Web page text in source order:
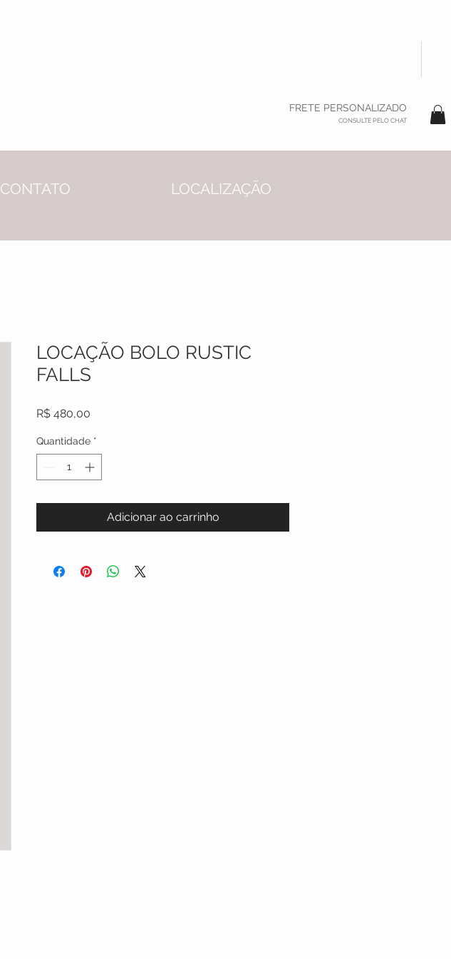
FRETE PERSONALIZADO
CONSULTE PELO CHAT
CONTATO LOCALIZAÇÃO
LOCAÇÃO BOLO RUSTIC
FALLS
R$ 480,00
Quantidade *
Adicionar ao carrinho